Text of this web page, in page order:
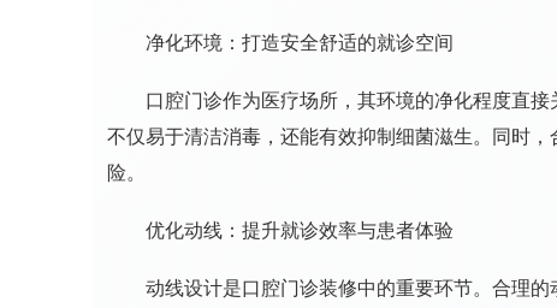
净化环境：打造安全舒适的就诊空间
口腔门诊作为医疗场所，其环境的净化程度直接
不仅易于清洁消毒，还能有效抑制细菌滋生。同时
险。
优化动线：提升就诊效率与患者体验
动线设计是口腔门诊装修中的重要环节。合理的